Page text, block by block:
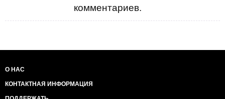
комментариев.
О НАС
КОНТАКТНАЯ ИНФОРМАЦИЯ